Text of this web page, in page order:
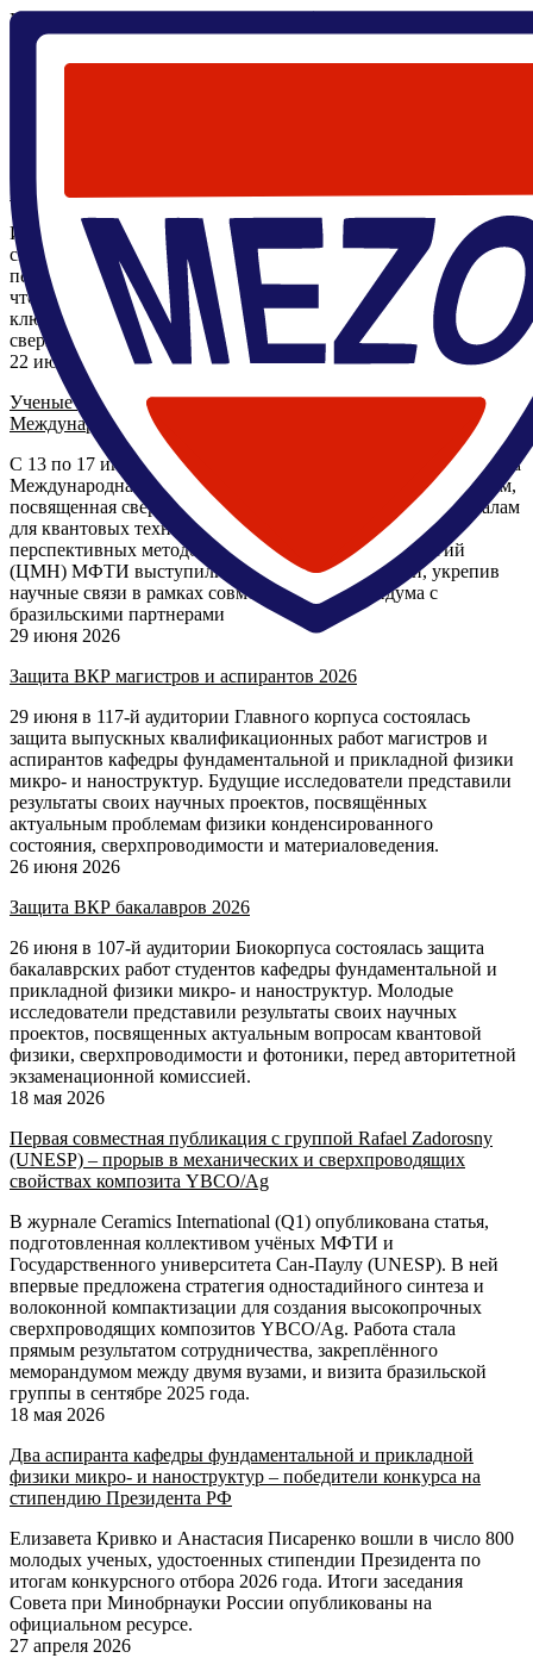
Главная
миниатюризации сверхпроводниковых устройств
Исследователи из МФТИ установили, что при ширине
сверхпроводящих электродов менее 400 нанометров ток
перестает полностью преобразовываться в сверхпроводящий,
что искажает характеристики джозефсоновских переходов —
ключевых элементов квантовых компьютеров и
сверхчувствительных датчиков.
22 июля 2026
Ученые ЦМН МФТИ выступили с лекциями на
Международной школе по квантовым материалам в Бразилии
С 13 по 17 июля 2026 года в Порту-Алегри (Бразилия) прошла
Международная школа по передовым квантовым материалам,
посвященная сверхпроводящим функциональным материалам
для квантовых технологий. Ведущие ученые Центра
перспективных методов мезофизики и нанотехнологий
(ЦМН) МФТИ выступили с ключевыми лекциями, укрепив
научные связи в рамках совместного меморандума с
бразильскими партнерами
29 июня 2026
Защита ВКР магистров и аспирантов 2026
29 июня в 117-й аудитории Главного корпуса состоялась
защита выпускных квалификационных работ магистров и
аспирантов кафедры фундаментальной и прикладной физики
микро- и наноструктур. Будущие исследователи представили
результаты своих научных проектов, посвящённых
актуальным проблемам физики конденсированного
состояния, сверхпроводимости и материаловедения.
26 июня 2026
Защита ВКР бакалавров 2026
26 июня в 107-й аудитории Биокорпуса состоялась защита
бакалаврских работ студентов кафедры фундаментальной и
прикладной физики микро- и наноструктур. Молодые
исследователи представили результаты своих научных
проектов, посвященных актуальным вопросам квантовой
физики, сверхпроводимости и фотоники, перед авторитетной
экзаменационной комиссией.
18 мая 2026
Первая совместная публикация с группой Rafael Zadorosny
(UNESP) – прорыв в механических и сверхпроводящих
свойствах композита YBCO/Ag
В журнале Ceramics International (Q1) опубликована статья,
подготовленная коллективом учёных МФТИ и
Государственного университета Сан-Паулу (UNESP). В ней
впервые предложена стратегия одностадийного синтеза и
волоконной компактизации для создания высокопрочных
сверхпроводящих композитов YBCO/Ag. Работа стала
прямым результатом сотрудничества, закреплённого
меморандумом между двумя вузами, и визита бразильской
группы в сентябре 2025 года.
18 мая 2026
Два аспиранта кафедры фундаментальной и прикладной
физики микро- и наноструктур – победители конкурса на
стипендию Президента РФ
Елизавета Кривко и Анастасия Писаренко вошли в число 800
молодых ученых, удостоенных стипендии Президента по
итогам конкурсного отбора 2026 года. Итоги заседания
Совета при Минобрнауки России опубликованы на
официальном ресурсе.
27 апреля 2026